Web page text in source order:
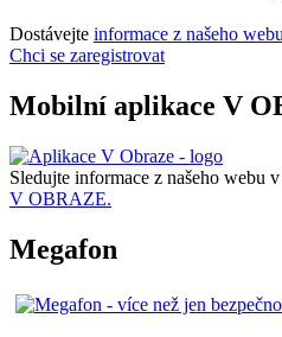
Dostávejte informace z našeho webu
Chci se zaregistrovat
Mobilní aplikace V
Sledujte informace z našeho webu v
V OBRAZE.
Megafon